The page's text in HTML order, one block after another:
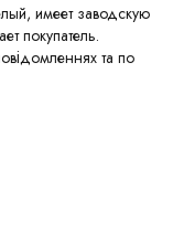
имеет заводскую
покупатель.
та по